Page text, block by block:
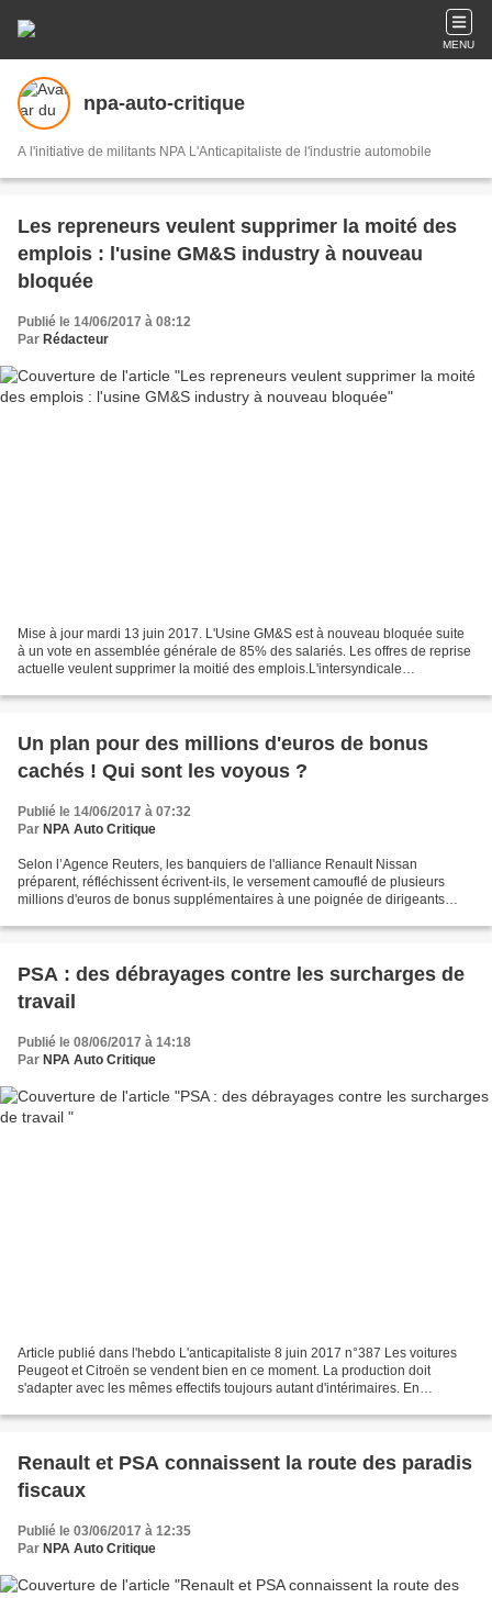
MENU
npa-auto-critique
A l'initiative de militants NPA L'Anticapitaliste de l'industrie automobile
Les repreneurs veulent supprimer la moité des
emplois : l'usine GM&S industry à nouveau
bloquée
Publié le 14/06/2017 à 08:12
Par Rédacteur
Mise à jour mardi 13 juin 2017. L'Usine GM&S est à nouveau bloquée suite
à un vote en assemblée générale de 85% des salariés. Les offres de reprise
actuelle veulent supprimer la moitié des emplois.L'intersyndicale
Un plan pour des millions d'euros de bonus
cachés ! Qui sont les voyous ?
Publié le 14/06/2017 à 07:32
Par NPA Auto Critique
Selon l’Agence Reuters, les banquiers de l'alliance Renault Nissan
préparent, réfléchissent écrivent-ils, le versement camouflé de plusieurs
millions d'euros de bonus supplémentaires à une poignée de dirigeants
PSA : des débrayages contre les surcharges de
travail
Publié le 08/06/2017 à 14:18
Par NPA Auto Critique
Article publié dans l'hebdo L'anticapitaliste 8 juin 2017 n°387 Les voitures
Peugeot et Citroën se vendent bien en ce moment. La production doit
s'adapter avec les mêmes effectifs toujours autant d'intérimaires. En
Renault et PSA connaissent la route des paradis
fiscaux
Publié le 03/06/2017 à 12:35
Par NPA Auto Critique